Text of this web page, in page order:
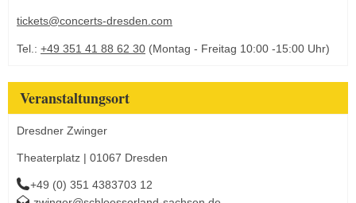
tickets@concerts-dresden.com
Tel.: +49 351 41 88 62 30 (Montag - Freitag 10:00 -15:00 Uhr)
Veranstaltungsort
Dresdner Zwinger
Theaterplatz | 01067 Dresden
+49 (0) 351 4383703 12